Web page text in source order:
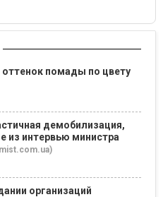
помады по цвету
демобилизация,
из интервью министра
организаций